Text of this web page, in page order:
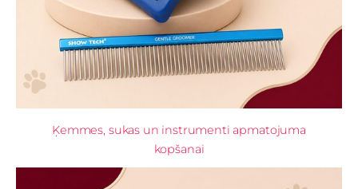
Ķemmes, sukas un instrumenti apmatojuma
kopšanai